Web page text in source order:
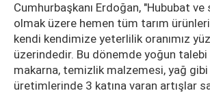
Cumhurbaşkanı Erdoğan, "Hububat
olmak üzere hemen tüm tarım
kendi kendimize yeterlilik oranımız
üzerindedir. Bu dönemde yoğun
makarna, temizlik malzemesi, yağ
üretimlerinde 3 katına varan artışlar